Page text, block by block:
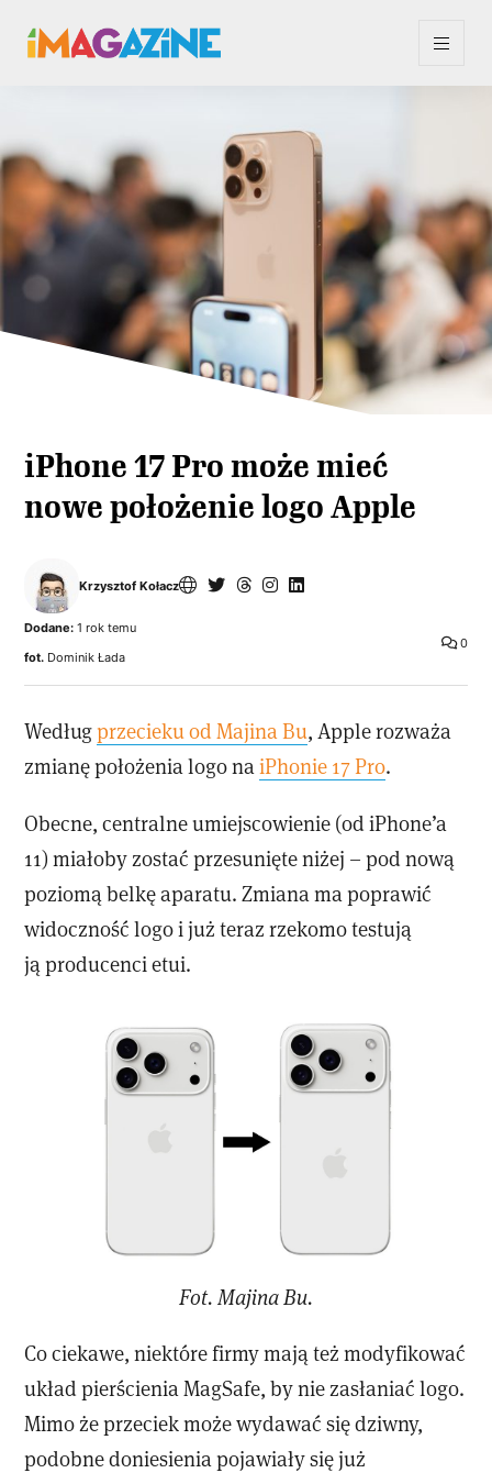
iPhone 17 Pro może mieć
nowe położenie logo Apple
Krzysztof Kołacz
0
Dodane: 1 rok temu
fot. Dominik Łada
Wedługprzecieku od Majina Bu, Apple rozważa
zmianę położenia logo naiPhonie 17 Pro.
Obecne, centralne umiejscowienie (od iPhone’a
11) miałoby zostać przesunięte niżej – pod nową
poziomą belkę aparatu. Zmiana ma poprawić
widoczność logo i już teraz rzekomo testują
ją producenci etui.
Fot. Majina Bu.
Co ciekawe, niektóre firmy mają też modyfikować
układ pierścienia MagSafe, by nie zasłaniać logo.
Mimo że przeciek może wydawać się dziwny,
podobne doniesienia pojawiały się już